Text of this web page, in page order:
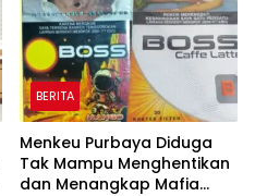
BERITA
Menkeu Purbaya Diduga
Tak Mampu Menghentikan
dan Menangkap Mafia